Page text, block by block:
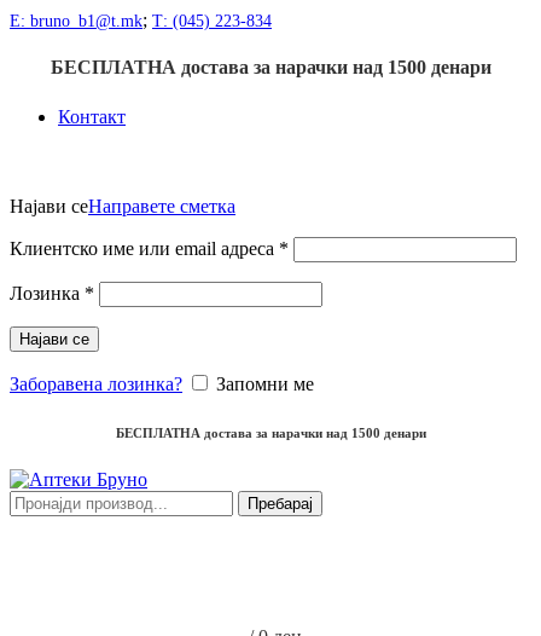
Е: bruno_b1@t.mk; Т: (045) 223-834
БЕСПЛАТНА достава за нарачки над 1500денари
Контакт
Најави сеНаправете сметка
Клиентско име или email адреса *
Лозинка *
Најави се
Заборавена лозинка? Запомни ме
БЕСПЛАТНА достава за нарачки над 1500 денари
Пребарај